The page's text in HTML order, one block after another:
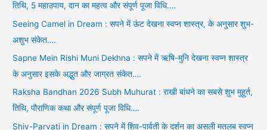
तिथि, 5 महाउपाय, दान का महत्व और संपूर्ण पूजा विधि….
Seeing Camel in Dream : सपने में ऊंट देखना स्वप्न शास्त्र, के अनुसार शुभ-
अशुभ संकेत….
Sapne Mein Rishi Muni Dekhna : सपने में ऋषि-मुनि देखना स्वप्न शास्त्र
के अनुसार इसके अद्भुत और जाग्रत संकेत….
Raksha Bandhan 2026 Subh Muhurat : राखी बांधने का सबसे शुभ मुहूर्त,
तिथि, पौराणिक कथा और संपूर्ण पूजा विधि….
Shiv-Parvati in Dream : सपने में शिव-पार्वती के दर्शन का असली मतलब स्वप्न